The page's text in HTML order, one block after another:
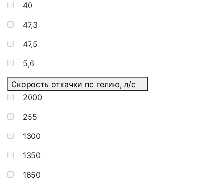
40
47,3
47,5
5,6
Скорость откачки по гелию, л/с
2000
255
1300
1350
1650